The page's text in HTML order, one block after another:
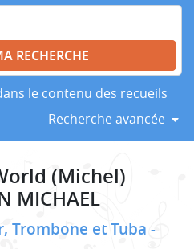
le contenu des recueils
Recherche avancée
(Michel)
MICHAEL
Trombone et Tuba